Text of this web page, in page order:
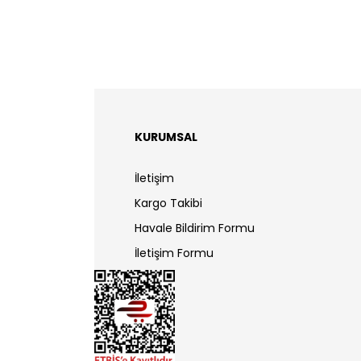
KURUMSAL
İletişim
Kargo Takibi
Havale Bildirim Formu
İletişim Formu